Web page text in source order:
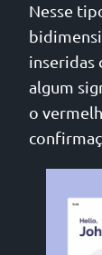
Nesse
inseridas
algum
o